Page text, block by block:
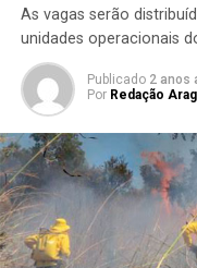
As vagas serão
unidades operacionais
Publicado 2 anos
Por Redação